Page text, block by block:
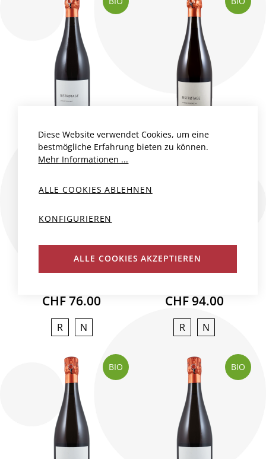
BISTROTAGE
AFFINAGE
25) B.17 ZERO
Francoise Martinot by
Charles Dufour
75 cl
CHF 76.00
R N
BISTROTAGE
ZERO DOSAGE AC
Charles Dufour
75 cl
CHF 94.00
R N
BIO BIO
Diese Website verwendet Cookies, um eine
bestmögliche Erfahrung bieten zu können.
Mehr Informationen ...
ALLE COOKIES ABLEHNEN
KONFIGURIEREN
ALLE COOKIES AKZEPTIEREN